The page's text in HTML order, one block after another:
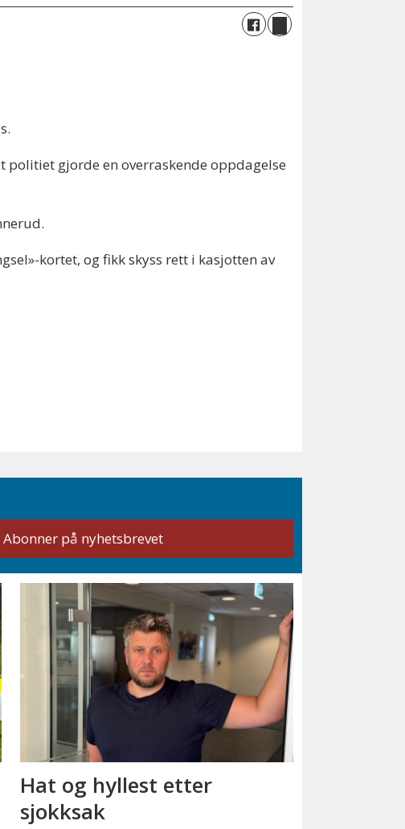
politiet gjorde en overraskende oppdagelse
kortet, og fikk skyss rett i kasjotten av
Hat og hyllest etter
sjokksak